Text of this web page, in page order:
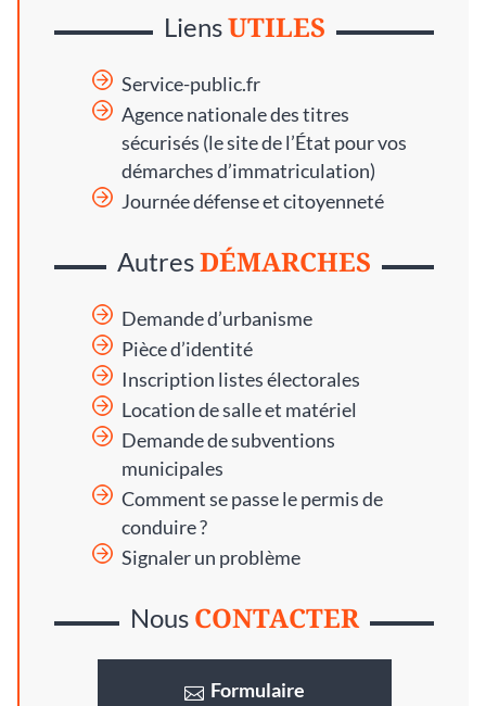
LiensUTILES
Service-public.fr
Agence nationale des titres
sécurisés (le site de l’État pour vos
démarches d’immatriculation)
Journée défense et citoyenneté
AutresDÉMARCHES
Demande d’urbanisme
Pièce d’identité
Inscription listes électorales
Location de salle et matériel
Demande de subventions
municipales
Comment se passe le permis de
conduire ?
Signaler un problème
Nous CONTACTER
Formulaire